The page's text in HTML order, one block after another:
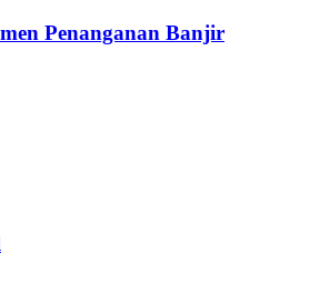
Penanganan Banjir